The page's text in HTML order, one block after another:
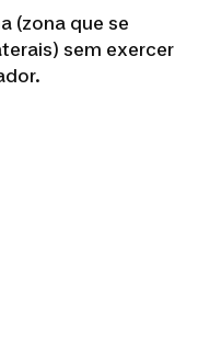
(zona que se
sem exercer